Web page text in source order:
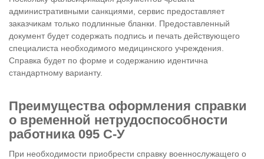
административными санкциями, сервис предоставляет
заказчикам только подлинные бланки. Предоставленный
документ будет содержать подпись и печать действующего
специалиста необходимого медицинского учреждения.
Справка будет по форме и содержанию идентична
стандартному варианту.
Преимущества оформления справки
о временной нетрудоспособности
работника 095 С-У
При необходимости приобрести справку военнослужащего о